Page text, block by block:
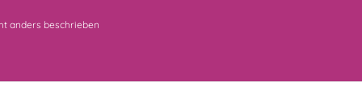
anders beschrieben